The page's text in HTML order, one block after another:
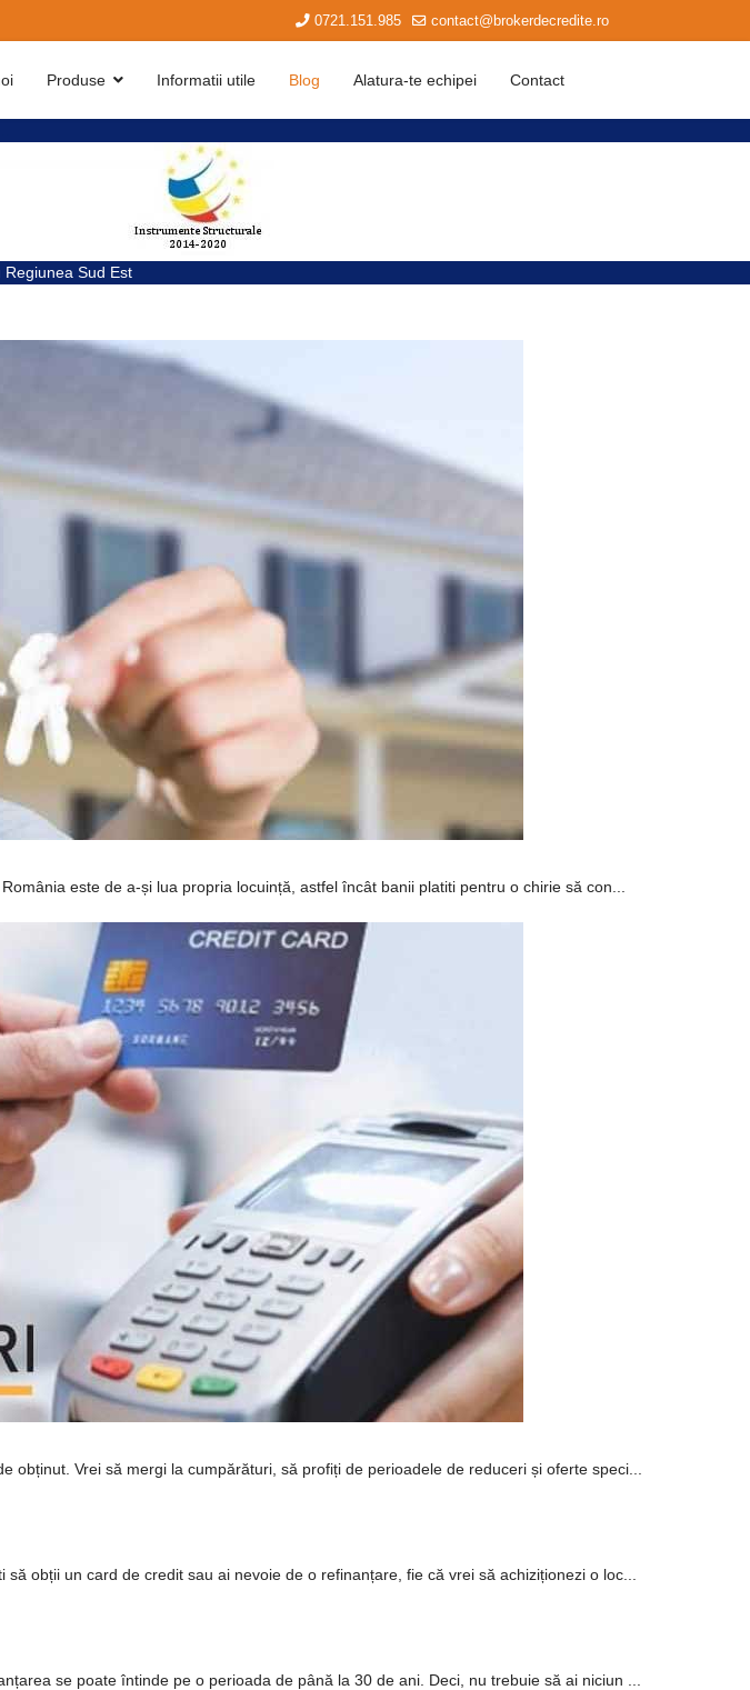
0721.151.985 contact@brokerdecredite.ro
Produse Informatii utile Blog Alatura-te echipei Contact
Regiunea Sud Est
este de a-și lua propria locuință, astfel încât banii platiti pentru o chirie să con...
Vrei să mergi la cumpărături, să profiți de perioadele de reduceri și oferte speci...
obții un card de credit sau ai nevoie de o refinanțare, fie că vrei să achiziționezi o loc...
se poate întinde pe o perioada de până la 30 de ani. Deci, nu trebuie să ai niciun ...